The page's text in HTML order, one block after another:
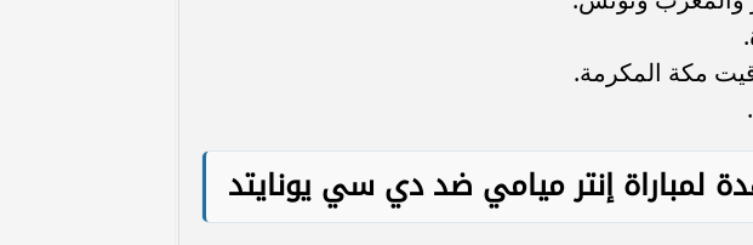
لمباراة إنتر ميامي ضد دي سي يونايتد